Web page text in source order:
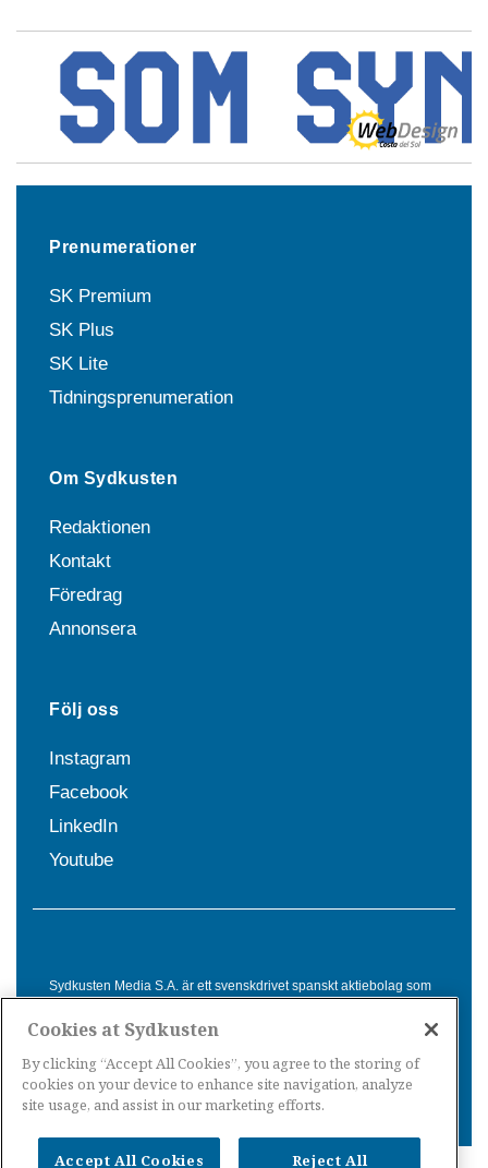
Prenumerationer
SK Premium
SK Plus
SK Lite
Tidningsprenumeration
Om Sydkusten
Redaktionen
Kontakt
Föredrag
Annonsera
Följ oss
Instagram
Facebook
LinkedIn
Youtube
Sydkusten Media S.A. är ett svenskdrivet spanskt aktiebolag som
Spanien. Genom nyhetsbevakning av hela Spanien, med bas på
informationsförmedling för svenskar i Spanien.
Cookies at Sydkusten
By clicking “Accept All Cookies”, you agree to the storing of
cookies on your device to enhance site navigation, analyze
site usage, and assist in our marketing efforts.
Accept All Cookies Reject All